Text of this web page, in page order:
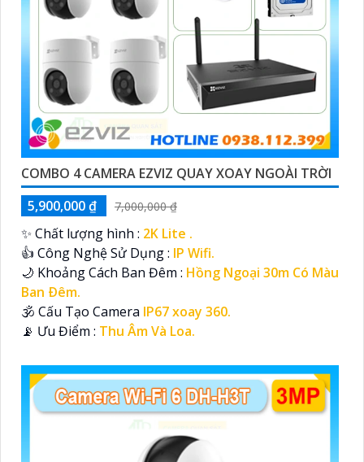
COMBO 4 CAMERA EZVIZ QUAY XOAY NGOÀI TRỜI
5,900,000 ₫
7,000,000 ₫
✨ Chất lượng hình : 2K Lite .
👍 Công Nghệ Sử Dụng : IP Wifi.
🌙 Khoảng Cách Ban Đêm : Hồng Ngoại 30m Có Màu
Ban Ðêm.
🕉️ Cấu Tạo Camera IP67 xoay 360.
️📡 Ưu Điểm : Thu Âm Và Loa.